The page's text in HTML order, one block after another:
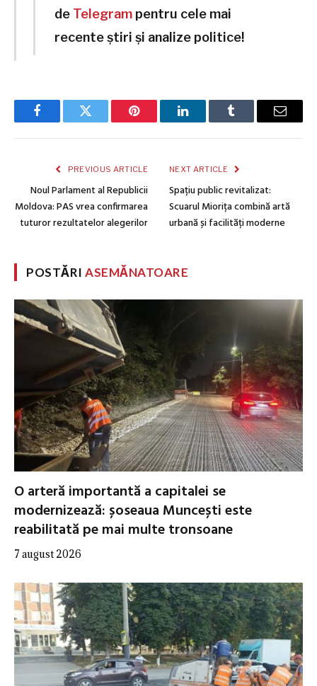
de Telegram pentru cele mai
recente știri și analize politice!
FacebookTwitter Pinterest LinkedInTumblr Email
PREVIOUS ARTICLE
Noul Parlament al Republicii
Moldova: PAS vrea confirmarea
tuturor rezultatelor alegerilor
NEXT ARTICLE
Spațiu public revitalizat:
Scuarul Miorița combină artă
urbană și facilități moderne
POSTĂRIASEMĂNATOARE
O arteră importantă a capitalei se
modernizează: șoseaua Muncești este
reabilitată pe mai multe tronsoane
7 august 2026